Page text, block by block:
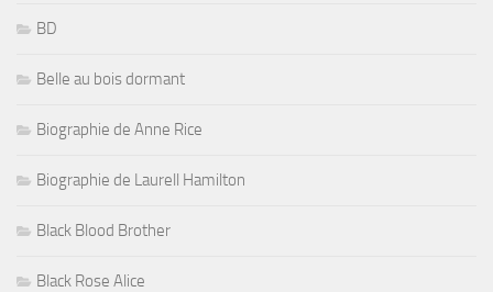
BD
Belle au bois dormant
Biographie de Anne Rice
Biographie de Laurell Hamilton
Black Blood Brother
Black Rose Alice